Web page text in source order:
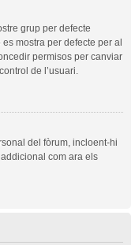
grup per defecte
mostra per defecte per al
permisos per canviar
de l’usuari.
del fòrum, incloent-hi
com ara els